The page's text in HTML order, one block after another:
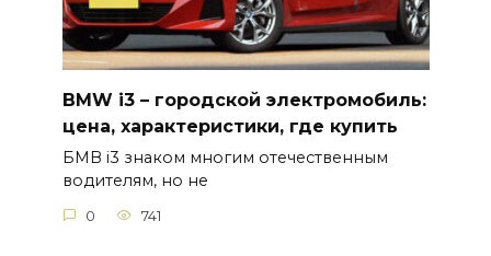
BMW i3 – городской электромобиль:
цена, характеристики, где купить
БМВ і3 знаком многим отечественным
водителям, но не
0 741